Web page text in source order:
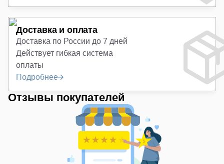
Доставка и оплата
Доставка по России до 7 дней
Действует гибкая система
оплаты
Подробнее
Отзывы покупателей